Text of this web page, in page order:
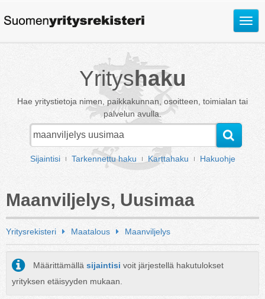
Avaa
Yrityshaku
Hae yritystietoja nimen, paikkakunnan, osoitteen, toimialan tai
palvelun avulla.
Sijaintisi Tarkennettu haku Karttahaku Hakuohje
Maanviljelys, Uusimaa
Yritysrekisteri Maatalous Maanviljelys
Määrittämällä sijaintisi voit järjestellä hakutulokset
yrityksen etäisyyden mukaan.